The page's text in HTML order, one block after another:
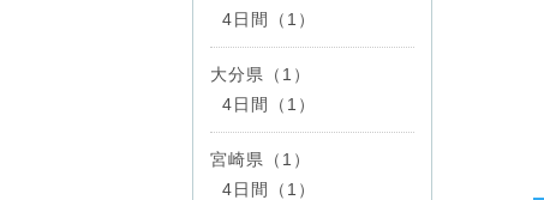
4日間（1）
大分県（1）
4日間（1）
宮崎県（1）
4日間（1）